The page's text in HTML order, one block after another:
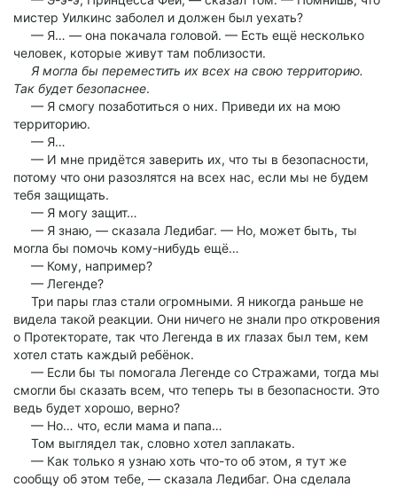
мистер Уилкинс заболел и должен был уехать?
— Я… — она покачала головой. — Есть ещё несколько
человек, которые живут там поблизости.
Я могла бы переместить их всех на свою территорию.
Так будет безопаснее.
— Я смогу позаботиться о них. Приведи их на мою
территорию.
— Я…
— И мне придётся заверить их, что ты в безопасности,
потому что они разозлятся на всех нас, если мы не будем
тебя защищать.
— Я могу защит…
— Я знаю, — сказала Ледибаг. — Но, может быть, ты
могла бы помочь кому-нибудь ещё…
— Кому, например?
— Легенде?
Три пары глаз стали огромными. Я никогда раньше не
видела такой реакции. Они ничего не знали про откровения
о Протекторате, так что Легенда в их глазах был тем, кем
хотел стать каждый ребёнок.
— Если бы ты помогала Легенде со Стражами, тогда мы
смогли бы сказать всем, что теперь ты в безопасности. Это
ведь будет хорошо, верно?
— Но… что, если мама и папа…
Том выглядел так, словно хотел заплакать.
— Как только я узнаю хоть что-то об этом, я тут же
сообщу об этом тебе, — сказала Ледибаг. Она сделала